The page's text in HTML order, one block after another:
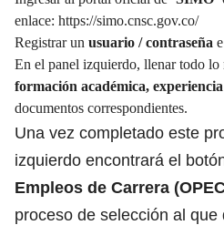
enlace: https://simo.cnsc.gov.co/
Registrar un usuario / contraseña
En el panel izquierdo, llenar todo lo
formación académica,
documentos correspondientes.
Una vez completado este
izquierdo encontrará el
Empleos de Carrera
proceso de selección al que